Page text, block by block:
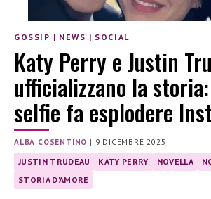
GOSSIP | NEWS | SOCIAL
Katy Perry e Justin
ufficializzano la
selfie fa esplodere
ALBA COSENTINO | 9 DICEMBRE 2025
JUSTIN TRUDEAU KATY PERRY NOVELLA
STORIA D'AMORE